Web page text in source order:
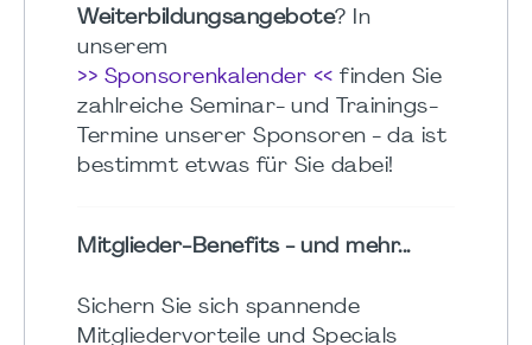
Weiterbildungsangebote? In
unserem
>> Sponsorenkalender << finden Sie
zahlreiche Seminar- und Trainings-
Termine unserer Sponsoren - da ist
bestimmt etwas für Sie dabei!
Mitglieder-Benefits - und mehr...
Sichern Sie sich spannende
Mitgliedervorteile und Specials